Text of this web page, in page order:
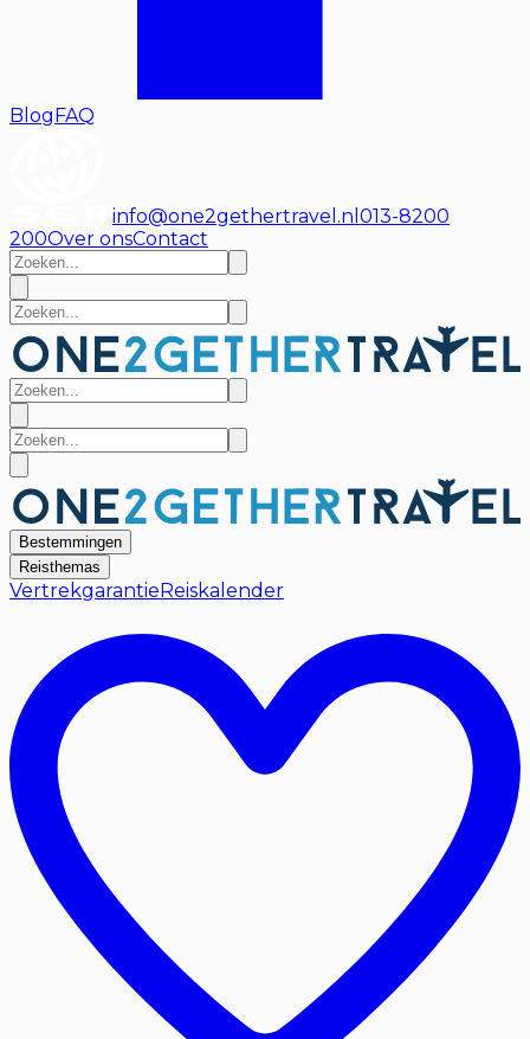
BlogFAQ
info@one2gethertravel.nl 013-8200
200Over onsContact
Bestemmingen
Reisthemas
Vertrekgarantie Reiskalender